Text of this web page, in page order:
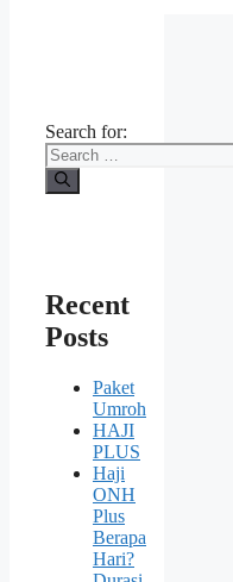
Search for:
Recent
Posts
Paket
Umroh
HAJI
PLUS
Haji
ONH
Plus
Berapa
Hari?